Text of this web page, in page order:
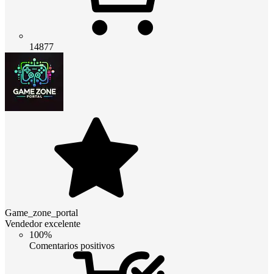
14877
Game_zone_portal
Vendedor excelente
100%
Comentarios positivos